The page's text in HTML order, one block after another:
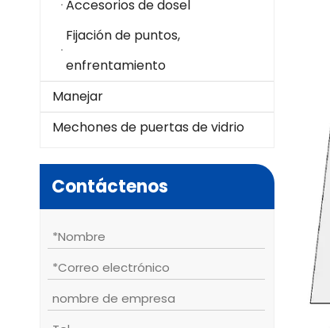
Accesorios de dosel
Fijación de puntos,
enfrentamiento
Manejar
Mechones de puertas de vidrio
Contáctenos